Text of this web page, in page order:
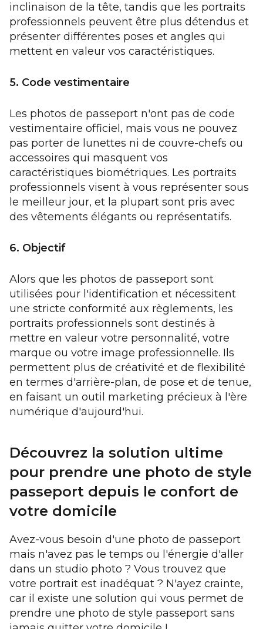
inclinaison de la tête, tandis que les portraits
professionnels peuvent être plus détendus et
présenter différentes poses et angles qui
mettent en valeur vos caractéristiques.
5. Code vestimentaire
Les photos de passeport n'ont pas de code
vestimentaire officiel, mais vous ne pouvez
pas porter de lunettes ni de couvre-chefs ou
accessoires qui masquent vos
caractéristiques biométriques. Les portraits
professionnels visent à vous représenter sous
le meilleur jour, et la plupart sont pris avec
des vêtements élégants ou représentatifs.
6. Objectif
Alors que les photos de passeport sont
utilisées pour l'identification et nécessitent
une stricte conformité aux règlements, les
portraits professionnels sont destinés à
mettre en valeur votre personnalité, votre
marque ou votre image professionnelle. Ils
permettent plus de créativité et de flexibilité
en termes d'arrière-plan, de pose et de tenue,
en faisant un outil marketing précieux à l'ère
numérique d'aujourd'hui.
Découvrez la solution ultime
pour prendre une photo de style
passeport depuis le confort de
votre domicile
Avez-vous besoin d'une photo de passeport
mais n'avez pas le temps ou l'énergie d'aller
dans un studio photo ? Vous trouvez que
votre portrait est inadéquat ? N'ayez crainte,
car il existe une solution qui vous permet de
prendre une photo de style passeport sans